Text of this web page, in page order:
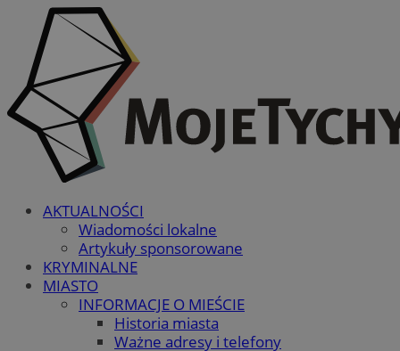
AKTUALNOŚCI
Wiadomości lokalne
Artykuły sponsorowane
KRYMINALNE
MIASTO
INFORMACJE O MIEŚCIE
Historia miasta
Ważne adresy i telefony